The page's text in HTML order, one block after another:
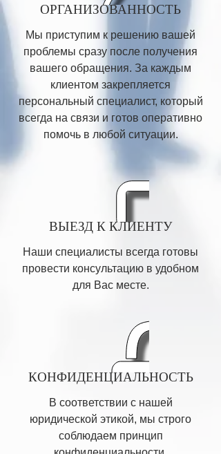
ОРГАНИЗОВАННОСТЬ
Мы приступим к решению вашей
проблемы сразу после получения
вашего обращения. За каждым
клиентом закрепляется
персональный специалист, который
всегда на связи и готов оперативно
помочь в любой ситуации.
ВЫЕЗД К КЛИЕНТУ
Наши специалисты всегда готовы
провести консультацию в удобном
для Вас месте.
КОНФИДЕНЦИАЛЬНОСТЬ
В соответствии с нашей
юридической этикой, мы строго
соблюдаем принцип